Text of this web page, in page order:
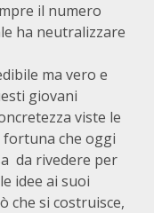
il numero
ha neutralizzare
ma vero e
giovani
viste le
che oggi
da rivedere per
idee ai suoi
che si costruisce,